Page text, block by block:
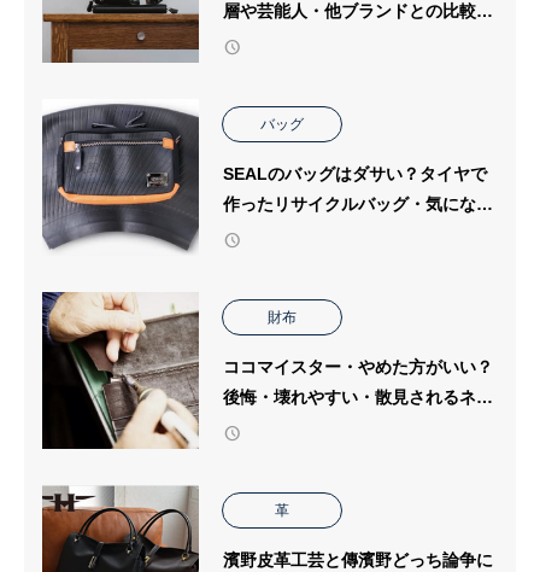
層や芸能人・他ブランドとの比較や
格付けなど多角的に解説
バッグ
SEALのバッグはダサい？タイヤで
作ったリサイクルバッグ・気になる
ポイントくわしく解説
財布
ココマイスター・やめた方がいい？
後悔・壊れやすい・散見されるネガ
ティブワードの真相は？
革
濱野皮革工芸と傳濱野どっち論争に